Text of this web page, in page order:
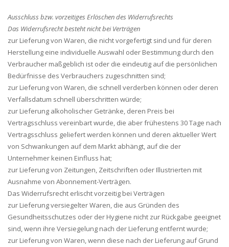
Ausschluss bzw. vorzeitiges Erlöschen des Widerrufsrechts
Das Widerrufsrecht besteht nicht bei Verträgen
zur Lieferung von Waren, die nicht vorgefertigt sind und für deren
Herstellung eine individuelle Auswahl oder Bestimmung durch den
Verbraucher maßgeblich ist oder die eindeutig auf die persönlichen
Bedürfnisse des Verbrauchers zugeschnitten sind;
zur Lieferung von Waren, die schnell verderben können oder deren
Verfallsdatum schnell überschritten würde;
zur Lieferung alkoholischer Getränke, deren Preis bei
Vertragsschluss vereinbart wurde, die aber frühestens 30 Tage nach
Vertragsschluss geliefert werden können und deren aktueller Wert
von Schwankungen auf dem Markt abhängt, auf die der
Unternehmer keinen Einfluss hat;
zur Lieferung von Zeitungen, Zeitschriften oder Illustrierten mit
Ausnahme von Abonnement-Verträgen.
Das Widerrufsrecht erlischt vorzeitig bei Verträgen
zur Lieferung versiegelter Waren, die aus Gründen des
Gesundheitsschutzes oder der Hygiene nicht zur Rückgabe geeignet
sind, wenn ihre Versiegelung nach der Lieferung entfernt wurde;
zur Lieferung von Waren, wenn diese nach der Lieferung auf Grund